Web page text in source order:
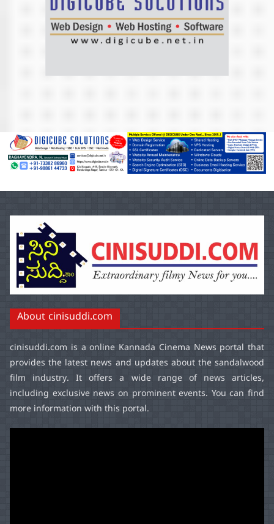
About cinisuddi.com
cinisuddi.com is a online Kannada Cinema News portal that
provides the latest news and updates about the sandalwood
film industry. It offers a wide range of news articles,
including exclusive news on prominent events. You can find
more information with this portal.